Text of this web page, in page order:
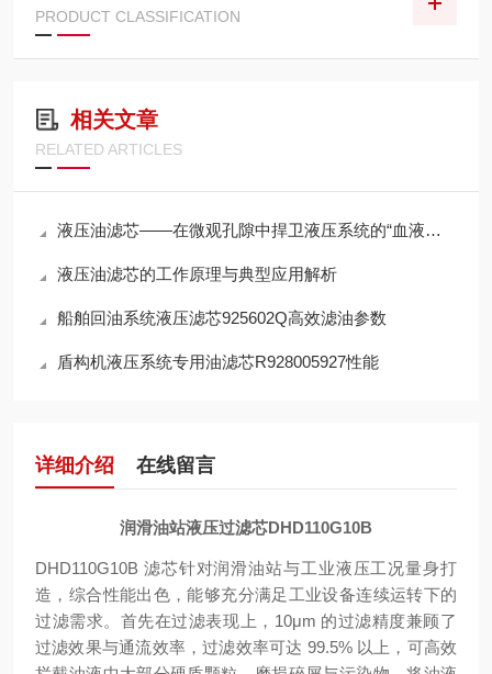
PRODUCT CLASSIFICATION
相关文章
RELATED ARTICLES
液压油滤芯——在微观孔隙中捍卫液压系统的“血液纯净”
液压油滤芯的工作原理与典型应用解析
船舶回油系统液压滤芯925602Q高效滤油参数
盾构机液压系统专用油滤芯R928005927性能
详细介绍 在线留言
润滑油站液压过滤芯DHD110G10B
DHD110G10B 滤芯针对润滑油站与工业液压工况量身打
造，综合性能出色，能够充分满足工业设备连续运转下的
过滤需求。首先在过滤表现上，10μm 的过滤精度兼顾了
过滤效果与通流效率，过滤效率可达 99.5% 以上，可高效